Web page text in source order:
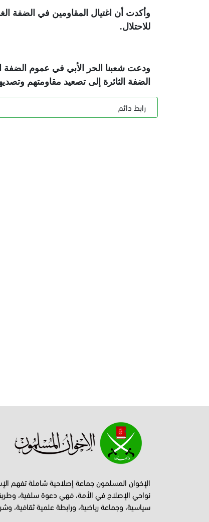
وأكدت أن اغتيال المقاومين في الضفة
للاحتلال.
ودعت شعبنا الحر الأبي في عموم الضفة
الضفة الثائرة إلى تصعيد مقاومتهم
رابط دائم
الإخوان المسلمون جماعة إصلاحية شاملة تفهم
نواحي الإصلاح في الأمة، فهي دعوة سلفية،
سياسية، وجماعة رياضية، ورابطة علمية ثقافية،